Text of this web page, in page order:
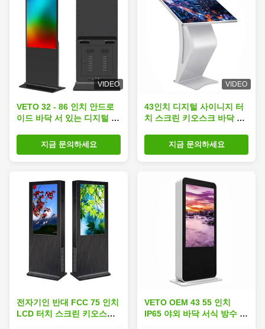
VIDEO
VETO 32 - 86 인치 안드로
이드 바닥 서 있는 디지털 사
스크린 키오스크
지금 문의하세요
VIDEO
43인치 디지털 사이니지 터
치 스크린 키오스크 바닥 서
지금 문의하세요
전자기인 반대 FCC 75 인치
LCD 터치 스크린 키오스크
VETO OEM 43 55 인치
IP65 야외 바닥 서식 방수 키